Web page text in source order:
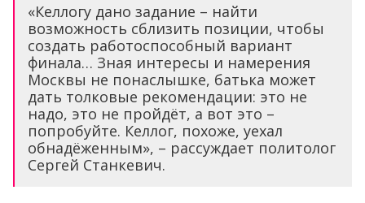
«Келлогу дано задание – найти
возможность сблизить позиции, чтобы
создать работоспособный вариант
финала… Зная интересы и намерения
Москвы не понаслышке, батька может
дать толковые рекомендации: это не
надо, это не пройдёт, а вот это –
попробуйте. Келлог, похоже, уехал
обнадёженным», – рассуждает политолог
Сергей Станкевич.